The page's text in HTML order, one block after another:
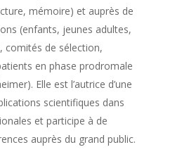
mémoire) et auprès de
(enfants, jeunes adultes,
comités de sélection,
en phase prodromale
Elle est l’autrice d’une
scientifiques dans
et participe à de
auprès du grand public.